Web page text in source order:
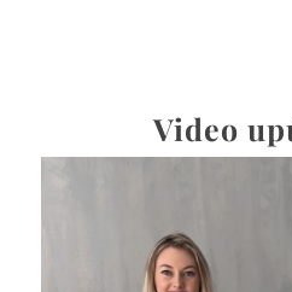
Video